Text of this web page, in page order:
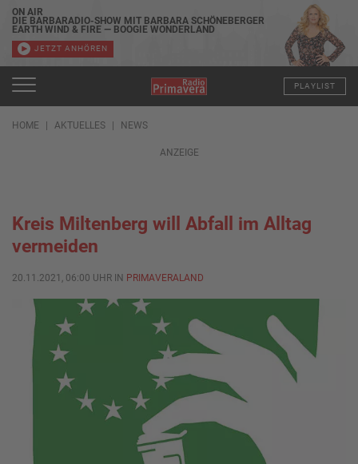
ON AIR
DIE BARBARADIO-SHOW MIT BARBARA SCHÖNEBERGER
EARTH WIND & FIRE — BOOGIE WONDERLAND
JETZT ANHÖREN
PLAYLIST
HOME AKTUELLES NEWS
ANZEIGE
Kreis Miltenberg will Abfall im Alltag
vermeiden
20.11.2021, 06:00 UHR IN PRIMAVERALAND